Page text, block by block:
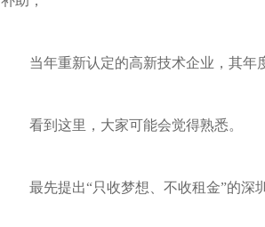
当年重新认定的高新技术企业，其年
看到这里，大家可能会觉得熟悉。
最先提出“只收梦想、不收租金”的深